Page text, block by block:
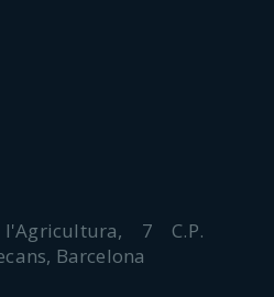
7 C.P.
Barcelona